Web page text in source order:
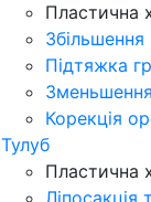
Пластична
Збільшення
Підтяжка
Корекція
Тулуб
Пластична
Ліпосакція